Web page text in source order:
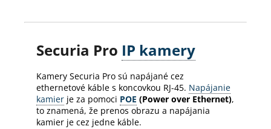
Securia Pro IP kamery
Kamery Securia Pro sú napájané cez
ethernetové káble s koncovkou RJ-45. Napájanie
kamier je za pomoci POE (Power over Ethernet),
to znamená, že prenos obrazu a napájania
kamier je cez jedne káble.